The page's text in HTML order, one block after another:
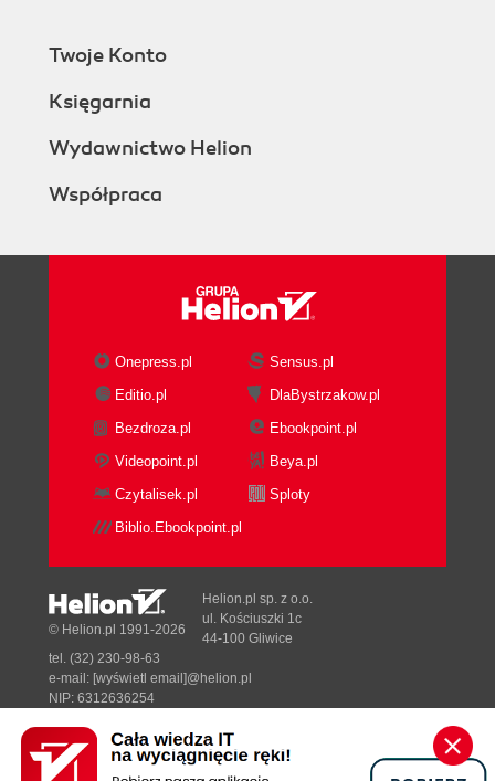
Twoje Konto
Księgarnia
Wydawnictwo Helion
Współpraca
Onepress.pl
Sensus.pl
Editio.pl
DlaBystrzakow.pl
Bezdroza.pl
Ebookpoint.pl
Videopoint.pl
Beya.pl
Czytalisek.pl
Sploty
Biblio.Ebookpoint.pl
Designed with ♥ byTonik.pl
© Helion.pl 1991-2026
Helion.pl sp. z o.o.
ul. Kościuszki 1c
44-100 Gliwice
tel. (32) 230-98-63
e-mail: [wyświetl email]@helion.pl
NIP: 6312636254